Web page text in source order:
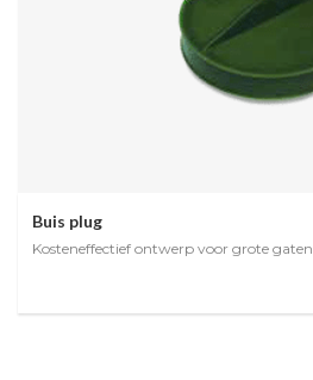
Buis plug
Kosteneffectief ontwerp voor grote gaten